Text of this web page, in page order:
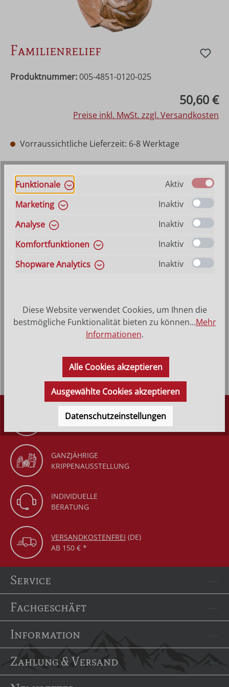
Familienrelief
Produktnummer: 005-4851-0120-025
50,60 €
Preise inkl. MwSt. zzgl. Versandkosten
Vorraussichtliche Lieferzeit: 6-8 Werktage
Farbe Hilfe zu Farbangaben
Natur Gewachst mit Goldrand
Mehrfach gebeizt
Bemalt
Größeauswählen
Hilfe zu Größenangaben
9 cm 12 cm 15 cm 24 cm 35 cm
Produkt Anzahl: Gib den gewünschten
VERSANDKOSTENFREI (DE) AB 150,-*
DÜRR KRIPPEN
SEIT 1977
GANZJÄHRIGE
KRIPPENAUSSTELLUNG
INDIVIDUELLE
BERATUNG
VERSANDKOSTENFREI (DE)
AB 150 € *
Service
Fachgeschäft
Information
Zahlung & Versand
Funktionale
Aktiv
Marketing
Inaktiv
Analyse
Inaktiv
Komfortfunktionen
Inaktiv
Shopware Analytics
Inaktiv
Diese Website verwendet Cookies, um Ihnen die
bestmögliche Funktionalität bieten zu können...Mehr
Informationen.
Alle Cookies akzeptieren
Ausgewählte Cookies akzeptieren
Datenschutzeinstellungen